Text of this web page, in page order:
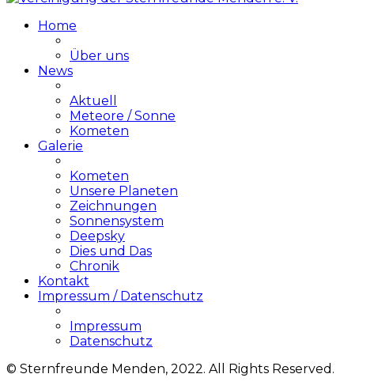
Home
Über uns
News
Aktuell
Meteore / Sonne
Kometen
Galerie
Kometen
Unsere Planeten
Zeichnungen
Sonnensystem
Deepsky
Dies und Das
Chronik
Kontakt
Impressum / Datenschutz
Impressum
Datenschutz
© Sternfreunde Menden, 2022. All Rights Reserved.